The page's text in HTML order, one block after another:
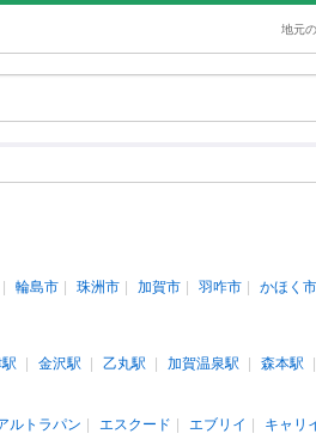
地元
輪島市 珠洲市 加賀市 羽咋市 かほく市
金沢駅 乙丸駅 加賀温泉駅 森本駅
ルトラパン エスクード エブリイ キャリ